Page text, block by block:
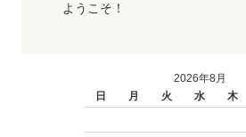
ようこそ！
2026年8月
日
月 火 水 木